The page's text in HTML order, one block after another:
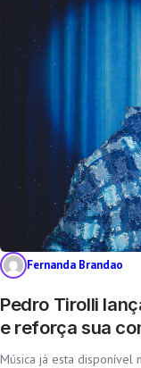
Fernanda Brandao
Pedro Tirolli
e reforça sua
Música já esta disponível